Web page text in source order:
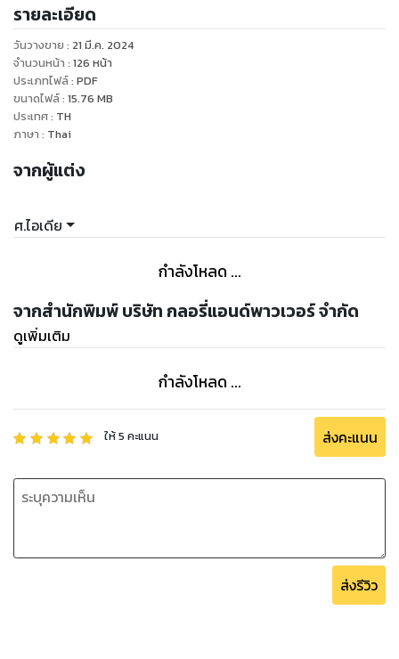
การนำเสนอข้อมูลเชิงลึกและเรื่องราวสร้างแรงบันดาลใจ หนังสือ
เล่มนี้ท้าทายความเชื่อผิดๆ ที่เรามักยึดติดโดยไม่รู้ตัว และชี้ให้เห็น
ถึงความก้าวหน้าอันน่าทึ่งที่มนุษยชาติสร้างขึ้นในหลากหลายด้าน
ไม่ว่าจะเป็นการลดความยากจน การยกระดับคุณภาพชีวิต หรือ
นวัตกรรมทางเทคโนโลยี มันเป็นหนังสือที่จะช่วยปลุกความหวัง
และพลังในการสร้างการเปลี่ยนแปลงในตัวคุณ
แต่หนังสือเล่มนี้ไม่ใช่แค่การให้กำลังใจเท่านั้น มันยังเป็นคู่มือเชิง
อย่างสร้างสรรค์ ผ่านบทเรียนเชิงลึกเกี่ยวกับการคิดเชิงวิพากษ์
ได้รับเครื่องมือสำคัญในการรับมือกับความท้าทายแห่งยุค และ
กลายเป็นผู้สร้างการเปลี่ยนแปลงเชิงบวกในชุมชนของคุณเอง
ที่สำคัญ หนังสือเล่มนี้ไม่ได้มุ่งสอนอย่างเป็นทางการจนน่าเบื่อ แต่
เล่าผ่านเรื่องราวจริงที่สร้างแรงบันดาลใจ กรณีศึกษาของผู้คน
ธรรมดาที่ลุกขึ้นมาสร้างความเปลี่ยนแปลงในชีวิตและสังคม คุณ
จะได้พบกับวีรบุรุษและวีรสตรีที่ไม่ธรรมดา ที่จะเป็นตัวอย่างให้คุณ
กล้าลุกขึ้นมาสานต่อพลังแห่งความหวังในแบบฉบับของคุณเอง
หากคุณเป็นคนหนึ่งที่ปรารถนาจะสร้างผลกระทบเชิงบวกต่อโลก
หากคุณเชื่อในพลังของปัจเจกบุคคลที่จะช่วยกันขับเคลื่อนสังคม
ออกเดินทางไปสู่การค้นพบวิธีมองโลกแบบใหม่ไปด้วยกัน แล้วคุณ
รายละเอียด
วันวางขาย : 21 มี.ค. 2024
จำนวนหน้า : 126 หน้า
ประเภทไฟล์: PDF
ขนาดไฟล์: 15.76 MB
ประเทศ: TH
ภาษา : Thai
จากผู้แต่ง
ศ.ไอเดีย
กำลังโหลด ...
จากสำนักพิมพ์ บริษัท กลอรี่แอนด์พาวเวอร์ จำกัด
ดูเพิ่มเติม
กำลังโหลด ...
ให้5 คะแนน ส่งคะแนน
ส่งรีวิว